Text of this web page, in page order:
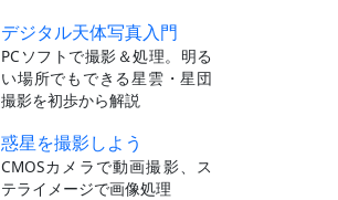
デジタル天体写真入門
PCソフトで撮影＆処理。明る
い場所でもできる星雲・星団
撮影を初歩から解説
惑星を撮影しよう
CMOSカメラで動画撮影、ス
テライメージで画像処理